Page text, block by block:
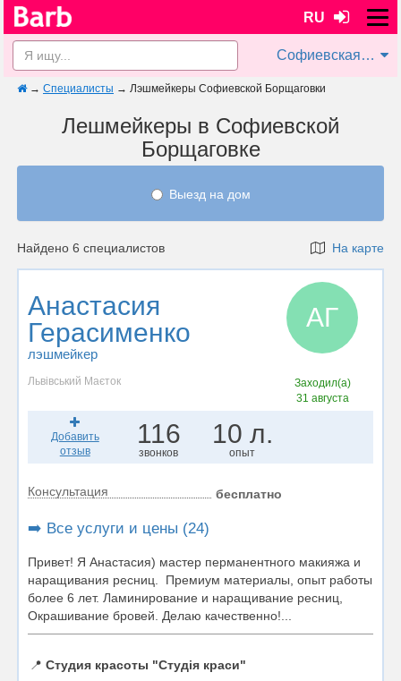
RU
Софиевская Борщаговка
→ Специалисты → Лэшмейкеры Софиевской Борщаговки
Лешмейкеры в Софиевской
Борщаговке
Выезд на дом
Найдено 6 специалистов На карте
Анастасия
Герасименко
лэшмейкер
АГ
Львівський Маєток
Заходил(а)
31 августа
Добавить
отзыв
116
звонков
10 л.
опыт
Консультация бесплатно
➡️ Все услуги и цены (24)
Привет! Я Анастасия) мастер перманентного макияжа и
наращивания ресниц. Премиум материалы, опыт работы
более 6 лет. Ламинирование и наращивание ресниц,
Окрашивание бровей. Делаю качественно!...
📍 Студия красоты "Студія краси"